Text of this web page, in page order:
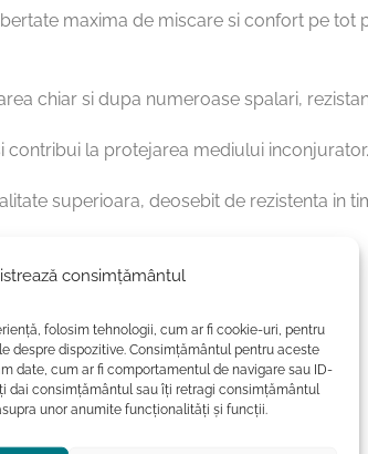
consimțământul
folosim tehnologii, cum ar fi cookie-uri, pentru
despre dispozitive. Consimțământul pentru aceste
date, cum ar fi comportamentul de navigare sau ID-
dai consimțământul sau îți retragi consimțământul
unor anumite funcționalități și funcții.
maxima de miscare si confort pe tot
chiar si dupa numeroase spalari,
la protejarea mediului inconjurator.
superioara, deosebit de rezistenta in
cu 40˚C
intensitatea culorilor.